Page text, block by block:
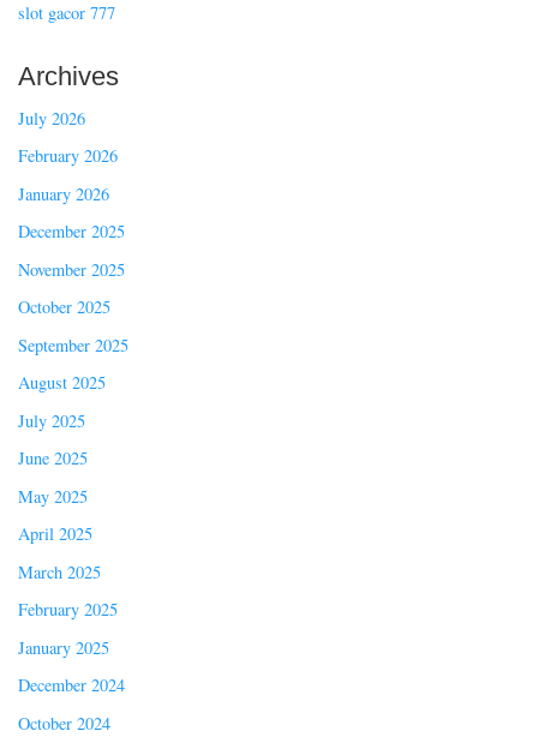
slot gacor 777
Archives
July 2026
February 2026
January 2026
December 2025
November 2025
October 2025
September 2025
August 2025
July 2025
June 2025
May 2025
April 2025
March 2025
February 2025
January 2025
December 2024
October 2024